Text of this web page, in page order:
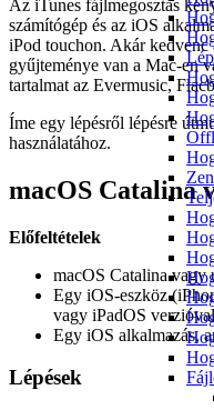
Az iTunes fájlmegosztás
számítógép és az iOS
iPod touchon. Akár
gyűjteménye van a Mac-en
tartalmat az Evermusic,
Íme egy lépésről lépésre
használatához.
macOS Catalina
Előfeltételek
macOS Catalina vagy
Egy iOS-eszköz
vagy iPadOS verzióval
Egy iOS alkalmazás,
Lépések